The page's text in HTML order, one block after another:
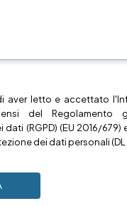
aver letto e accettato
del Regolamento
(RGPD) (EU 2016/679)
dei dati personali